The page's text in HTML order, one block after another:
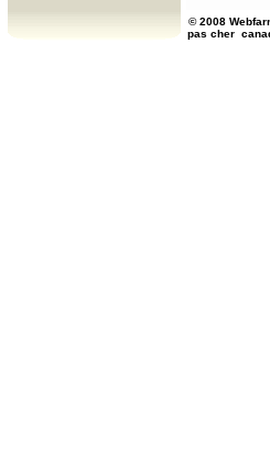
© 2008
pas cher